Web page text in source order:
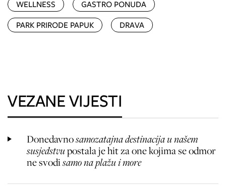
WELLNESS
GASTRO PONUDA
PARK PRIRODE PAPUK
DRAVA
VEZANE VIJESTI
Donedavnosamozatajna destinacija u našem
susjedstvupostala je hit za one kojima se odmor
ne svodisamo na plažu i more